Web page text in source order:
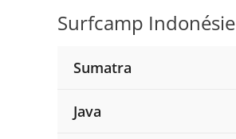
Surfcamp Indonésie
Sumatra
Java